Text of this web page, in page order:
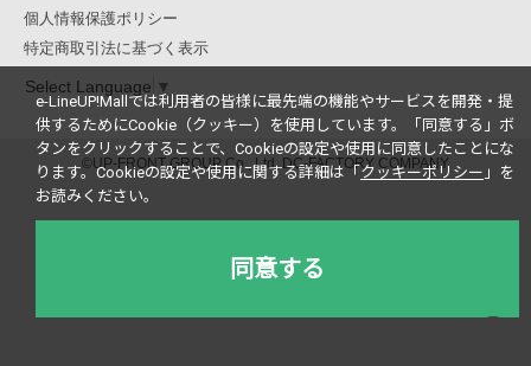
個人情報保護ポリシー
特定商取引法に基づく表示
Select Language ▼
©UP-FRONT GROUP Co., Ltd. DC-FACTORY COMPANY
e-LineUP!Mallでは利用者の皆様に最先端の機能やサービスを開発・提
供するためにCookie（クッキー）を使用しています。
「同意する」ボ
タンをクリックすることで、Cookieの設定や使用に同意したことにな
ります。Cookieの設定や使用に関する詳細は「 クッキーポリシー 」を
お読みください。
同意する